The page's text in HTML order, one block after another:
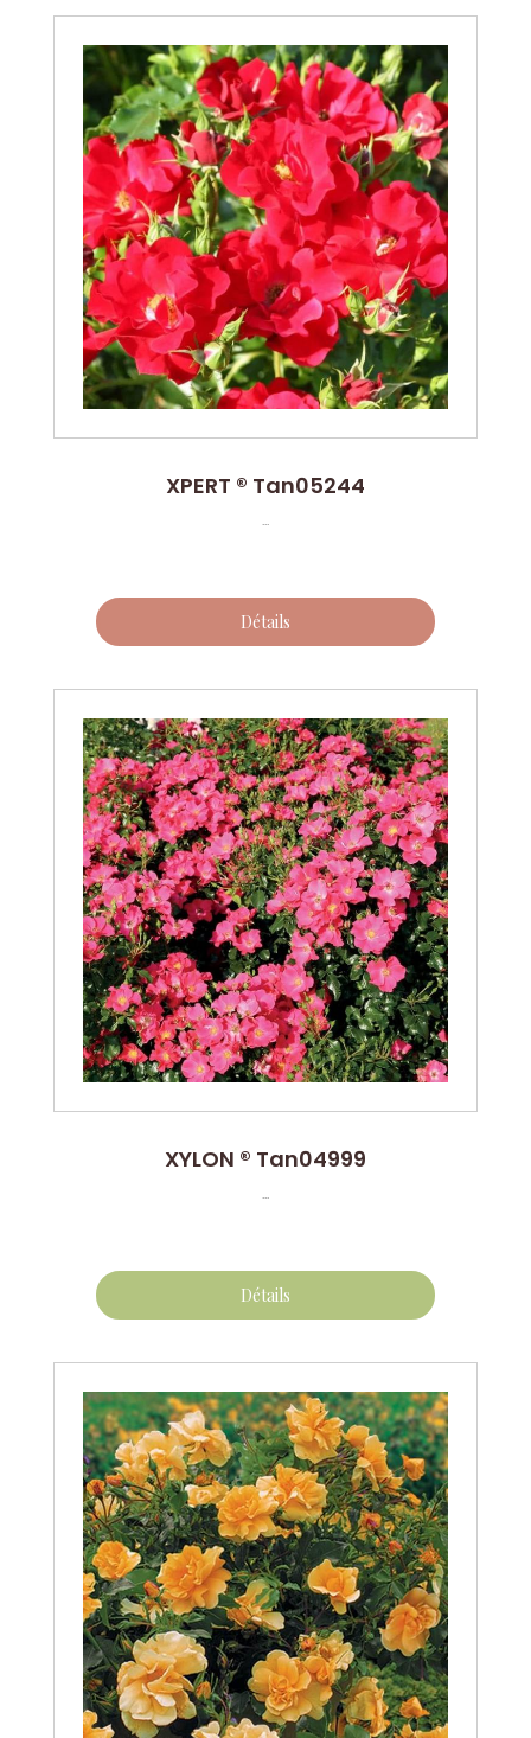
XPERT ® Tan05244
...
Détails
XYLON ® Tan04999
...
Détails